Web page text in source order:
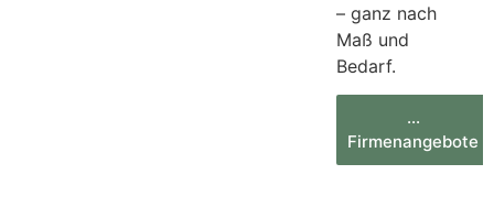
– ganz nach
Maß und
Bedarf.
...
Firmenangebote